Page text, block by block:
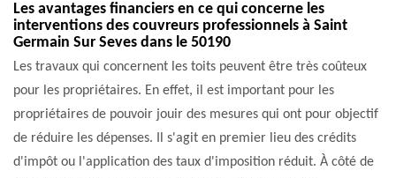
Les avantages financiers en ce qui concerne les
interventions des couvreurs professionnels à Saint
Germain Sur Seves dans le 50190
Les travaux qui concernent les toits peuvent être très coûteux
pour les propriétaires. En effet, il est important pour les
propriétaires de pouvoir jouir des mesures qui ont pour objectif
de réduire les dépenses. Il s'agit en premier lieu des crédits
d'impôt ou l'application des taux d'imposition réduit. À côté de